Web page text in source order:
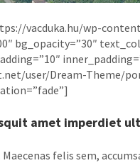
vacduka.hu/wp-
bg_opacity=”30″
user/Dream-Theme/
amet imperdiet
felis sem,